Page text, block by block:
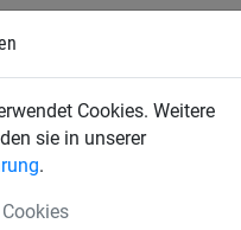
Cookies. Weitere
sie in unserer
.
Sicherheitsnetze